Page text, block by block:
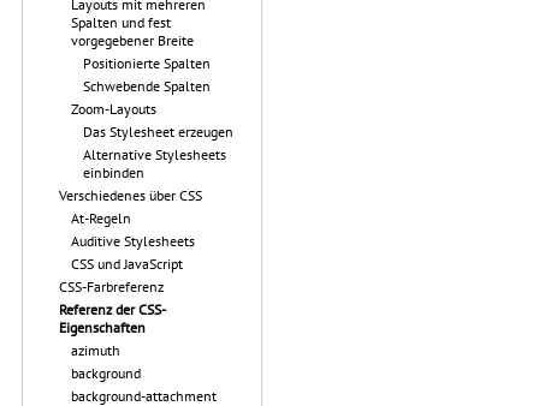
Layouts mit mehreren
Spalten und fest
vorgegebener Breite
Positionierte Spalten
Schwebende Spalten
Zoom-Layouts
Das Stylesheet erzeugen
Alternative Stylesheets
einbinden
Verschiedenes über CSS
At-Regeln
Auditive Stylesheets
CSS und JavaScript
CSS-Farbreferenz
Referenz der CSS-
Eigenschaften
azimuth
background
background-attachment